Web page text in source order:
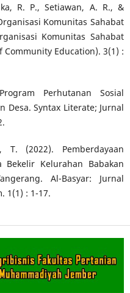
R. P., Setiawan, A. R., &
Komunitas Sahabat
Komunitas Sahabat
Community Education). 3(1) :
Perhutanan Sosial
Desa. Syntax Literate; Jurnal
(2022). Pemberdayaan
Kelurahan Babakan
Al-Basyar: Jurnal
1(1) : 1-17.